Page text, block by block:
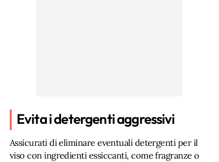
Evita i detergenti aggressivi
Assicurati di eliminare eventuali detergenti per il
viso con ingredienti essiccanti, come fragranze o